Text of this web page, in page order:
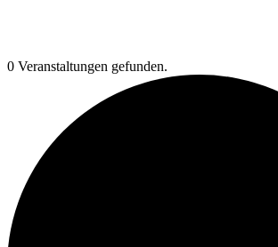
0 Veranstaltungen gefunden.